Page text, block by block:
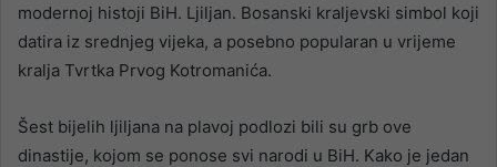
modernoj histoji BiH. Ljiljan. Bosanski kraljevski simbol koji
datira iz srednjeg vijeka, a posebno popularan u vrijeme
kralja Tvrtka Prvog Kotromanića.
Šest bijelih ljiljana na plavoj podlozi bili su grb ove
dinastije, kojom se ponose svi narodi u BiH. Kako je jedan